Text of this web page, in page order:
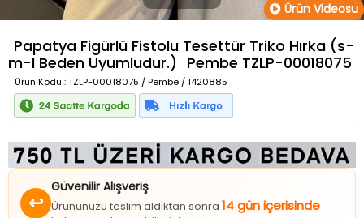
Ürün Videosu
Papatya Figürlü Fistolu Tesettür Triko Hırka (s-
m-l Beden Uyumludur.) Pembe TZLP-00018075
Ürün Kodu : TZLP-00018075 / Pembe / 1420885
Güvenilir Alışveriş
Ürününüzü teslim aldıktan sonra
kolayca iade edebilirsiniz.